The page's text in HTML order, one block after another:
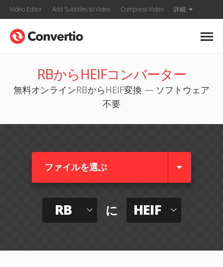
Video Editor Add Subtitles to Video Compress Video 詳細
RBからHEIFコンバーター
無料オンラインRBからHEIF変換 — ソフトウェア
不要
ファイルを選ぶ
RB に HEIF